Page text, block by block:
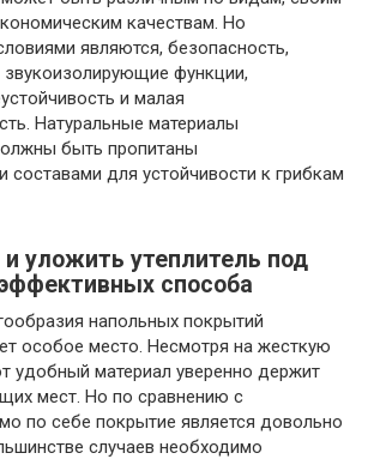
качествам. Но
являются, безопасность,
функции,
и малая
Натуральные материалы
быть пропитаны
составами для устойчивости к грибкам
уложить утеплитель под
способа
напольных покрытий
особое место. Несмотря на жесткую
удобный материал уверенно держит
мест. Но по сравнению с
по себе покрытие является довольно
случаев необходимо